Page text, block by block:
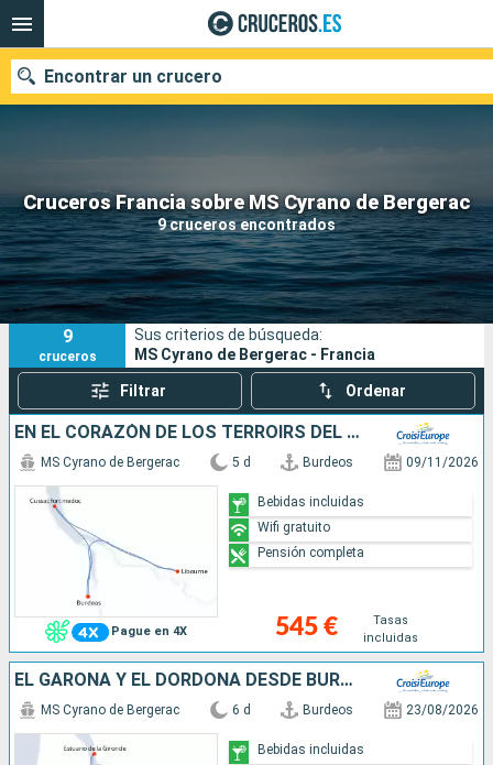
Cruceros Francia sobre MS Cyrano de Bergerac
9 cruceros encontrados
Encontrar un crucero
Nuestros destinos
Fecha de salida
Puertos Compañías
Buscar
9
cruceros
Sus criterios de búsqueda:
MS Cyrano de Bergerac - Francia
Filtrar Ordenar
EN EL CORAZÓN DE LOS TERROIRS DEL SUROESTE: DE BURDEOS A LOS VIÑEDOS DEL MÉDOC (FORMULA PUERTO/PUERTO)
Pague en 4X
MS Cyrano de Bergerac 5 d Burdeos 09/11/2026
545 €
Tasas
incluidas
Bebidas incluidas
Wifi gratuito
Pensión completa
EL GARONA Y EL DORDOÑA DESDE BURDEOS (FORMULA PUERTO/PUERTO)
MS Cyrano de Bergerac 6 d Burdeos 23/08/2026
Bebidas incluidas